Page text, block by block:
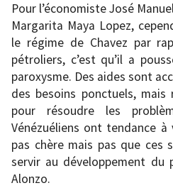
Pour l’économiste José
Margarita Maya Lopez,
le régime de Chavez par
pétroliers, c’est qu’il a
paroxysme. Des aides sont
des besoins ponctuels,
pour résoudre les
Vénézuéliens ont tendance à
pas chère mais pas que ces
servir au développement du
Alonzo.